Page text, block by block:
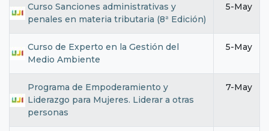
Curso Sanciones administrativas y
penales en materia tributaria (8ª Edición)
5-May
Curso de Experto en la Gestión del
Medio Ambiente
5-May
Programa de Empoderamiento y
Liderazgo para Mujeres. Liderar a otras
personas
7-May